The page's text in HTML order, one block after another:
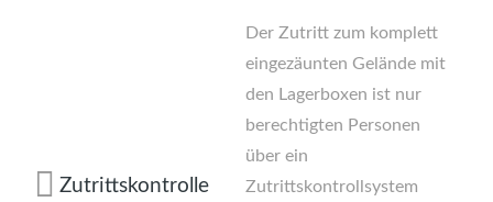
Zutrittskontrolle
Der Zutritt zum komplett
eingezäunten Gelände mit
den Lagerboxen ist nur
berechtigten Personen
über ein
Zutrittskontrollsystem